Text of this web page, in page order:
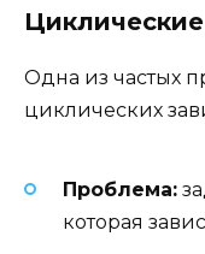
Одна из частых
циклических
Проблема:
которая